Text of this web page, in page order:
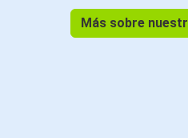
Más sobre